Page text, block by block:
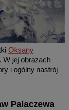
Oksany
W jej obrazach
i ogólny nastrój
Palaczewa